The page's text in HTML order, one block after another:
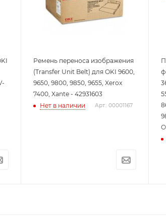
Ремень переноса изображения
(Transfer Unit Belt) для OKI 9600,
9650, 9800, 9850, 9655, Xerox
7400, Xante - 42931603
Нет в наличии
Арт.: 00001167